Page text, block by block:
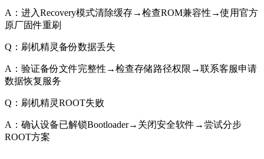
A：进入Recovery模式清除缓存→检查ROM兼容性→使用官方
原厂固件重刷
Q：刷机精灵备份数据丢失
A：验证备份文件完整性→检查存储路径权限→联系客服申请
数据恢复服务
Q：刷机精灵ROOT失败
A：确认设备已解锁Bootloader→关闭安全软件→尝试分步
ROOT方案